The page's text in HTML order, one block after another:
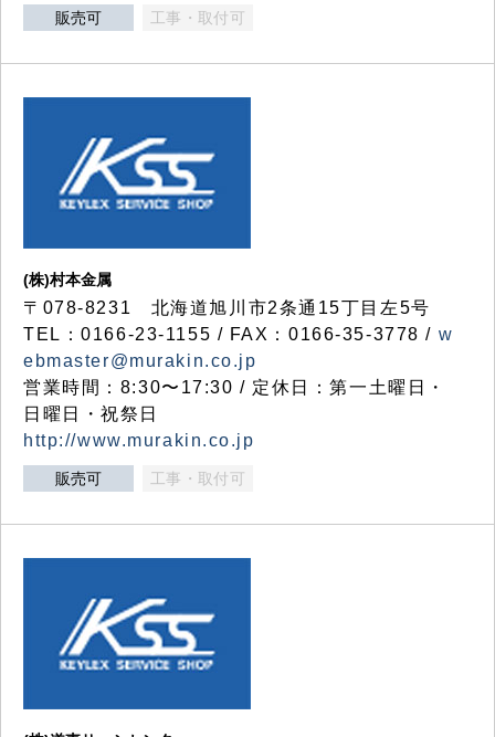
販売可 工事・取付可
(株)村本金属
〒078-8231 北海道旭川市2条通15丁目左5号
TEL：0166-23-1155 / FAX：0166-35-3778 / w
ebmaster@murakin.co.jp
営業時間：8:30〜17:30 / 定休日：第一土曜日・
日曜日・祝祭日
http://www.murakin.co.jp
販売可 工事・取付可